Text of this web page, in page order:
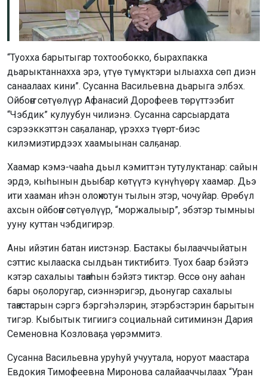
“Туохха барытыгар тохтообокко, бырахпакка
дьарыктаннахха эрэ, үтүө түмүктэри ылыахха сөп диэн
санаалаах кини”. Сусанна Васильевна дьарыга элбэх.
Ойбоҥҥо сөтүөлүүр Афанасий Дорофеев төрүттээбит
“Чэбдик” кулуубун чилиэнэ. Сусанна сарсыардата
сэрээккэттэн саҕаланар, үрэххэ түөрт-биэс
килэмиэтирдээх хаамыынан салҕанар.
Хаамар кэмэ-чааһа дьыл кэмиттэн тутулуктанар: сайын
эрдэ, кыһынын дьыбар көтүүтэ күнүһүөрү хаамар. Дьэ
ити хааман иһэн олоҥхотун тылын этэр, чочуйар. Өрөбүл
ахсын ойбоҥҥо сөтүөлүүр, “моржалыыр”, эбэтэр тымныы
ууну куттан чэбдигирэр.
Аны ийэтин батан иистэнэр. Бастакы былааччыйатын
сэттис кылааска сылдьан тиктибитэ. Туох баар бэйэтэ
кэтэр сахалыы таҥаһын бэйэтэ тиктэр. Өссө ону ааһан
бары оҕолоругар, сиэннэригэр, дьонугар сахалыы
таҥастарын сэргэ бэргэһэлэрин, этэрбэстэрин барытын
тигэр. Кыбытык тигиигэ социальнай ситиминэн Дария
Семеновна Козловаҕа үөрэммитэ.
Сусанна Васильевна уруһуй учуутала, норуот маастара
Евдокия Тимофеевна Миронова салайааччылаах “Уран